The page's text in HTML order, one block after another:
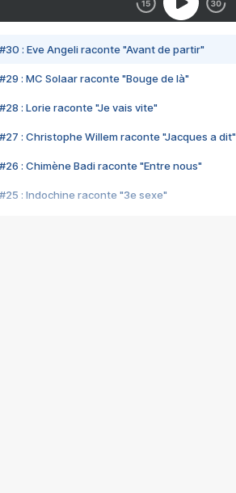
#30 : Eve Angeli raconte "Avant de partir"
#29 : MC Solaar raconte "Bouge de là"
#28 : Lorie raconte "Je vais vite"
#27 : Christophe Willem raconte "Jacques a dit"
#26 : Chimène Badi raconte "Entre nous"
#25 : Indochine raconte "3e sexe"